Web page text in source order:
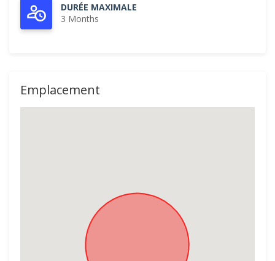
DURÉE MAXIMALE
3 Months
Emplacement